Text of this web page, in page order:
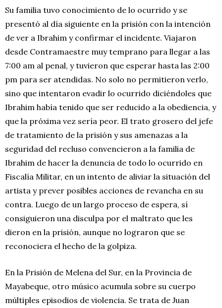
Su familia tuvo conocimiento de lo ocurrido y se
presentó al día siguiente en la prisión con la intención
de ver a Ibrahim y confirmar el incidente. Viajaron
desde Contramaestre muy temprano para llegar a las
7:00 am al penal, y tuvieron que esperar hasta las 2:00
pm para ser atendidas. No solo no permitieron verlo,
sino que intentaron evadir lo ocurrido diciéndoles que
Ibrahim había tenido que ser reducido a la obediencia, y
que la próxima vez sería peor. El trato grosero del jefe
de tratamiento de la prisión y sus amenazas a la
seguridad del recluso convencieron a la familia de
Ibrahim de hacer la denuncia de todo lo ocurrido en
Fiscalía Militar, en un intento de aliviar la situación del
artista y prever posibles acciones de revancha en su
contra. Luego de un largo proceso de espera, sí
consiguieron una disculpa por el maltrato que les
dieron en la prisión, aunque no lograron que se
reconociera el hecho de la golpiza.
En la Prisión de Melena del Sur, en la Provincia de
Mayabeque, otro músico acumula sobre su cuerpo
múltiples episodios de violencia. Se trata de Juan